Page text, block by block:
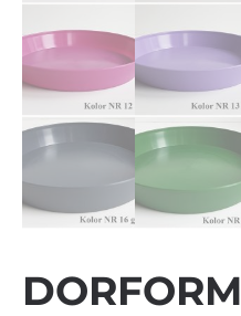
DORFORM